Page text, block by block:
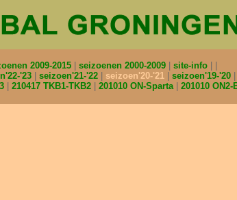
2009-2015 seizoenen 2000-2009
site-info
'23 seizoen'21-'22 seizoen'20-'21 seizoen'19-'20
210417 TKB1-TKB2 201010 ON-Sparta 201010 ON2-